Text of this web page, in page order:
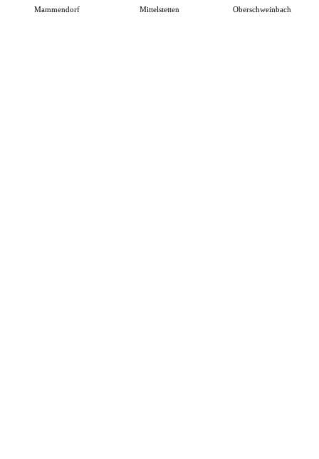
Mammendorf Mittelstetten Oberschweinbach